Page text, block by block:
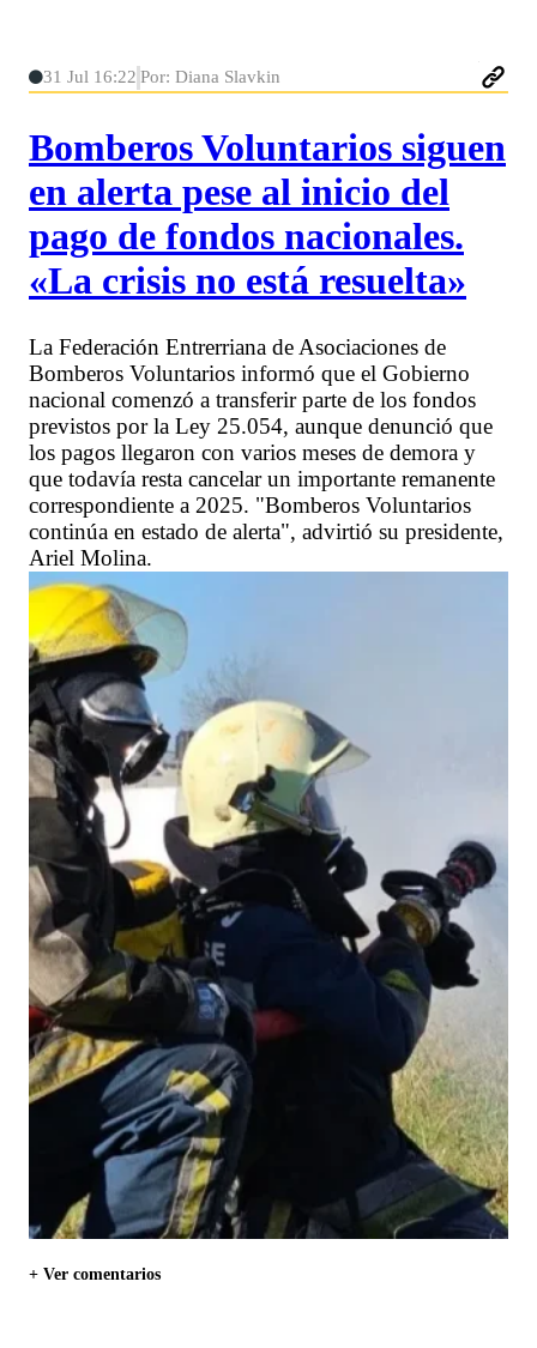
31 Jul 16:22 Por: Diana Slavkin
Bomberos Voluntarios siguen
en alerta pese al inicio del
pago de fondos nacionales.
«La crisis no está resuelta»
La Federación Entrerriana de Asociaciones de
Bomberos Voluntarios informó que el Gobierno
nacional comenzó a transferir parte de los fondos
previstos por la Ley 25.054, aunque denunció que
los pagos llegaron con varios meses de demora y
que todavía resta cancelar un importante remanente
correspondiente a 2025. "Bomberos Voluntarios
continúa en estado de alerta", advirtió su presidente,
Ariel Molina.
+ Ver comentarios